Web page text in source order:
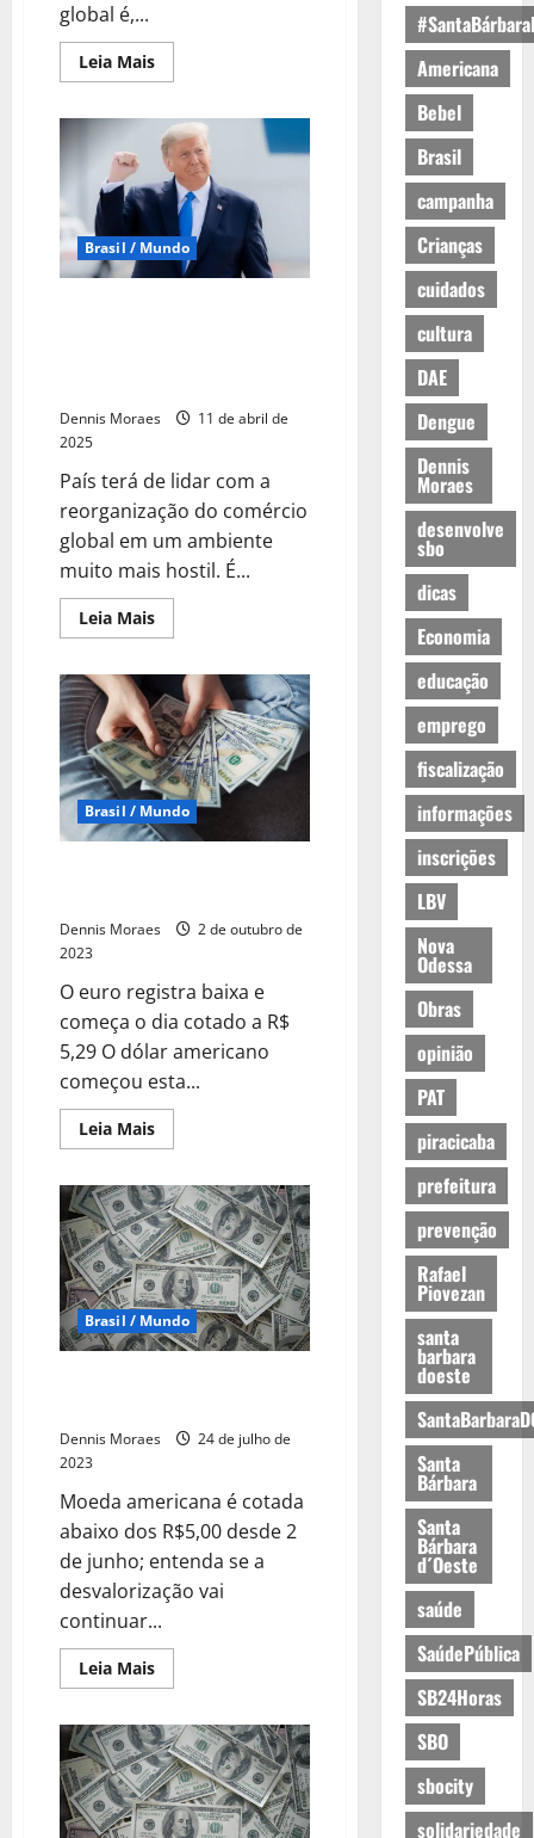
global é,...
Leia Mais
Brasil / Mundo
Dennis Moraes
11 de abril de
2025
País terá de lidar com a
reorganização do comércio
global em um ambiente
muito mais hostil. É...
Leia Mais
Brasil / Mundo
Dennis Moraes
2 de outubro de
2023
O euro registra baixa e
começa o dia cotado a R$
5,29 O dólar americano
começou esta...
Leia Mais
Brasil / Mundo
Dennis Moraes
24 de julho de
2023
Moeda americana é cotada
abaixo dos R$5,00 desde 2
de junho; entenda se a
desvalorização vai
continuar...
Leia Mais
Americana
Bebel
Brasil
campanha
Crianças
cuidados
cultura
DAE
Dengue
Dennis
Moraes
desenvolve
sbo
dicas
Economia
educação
emprego
fiscalização
informações
inscrições
LBV
Nova
Odessa
Obras
opinião
PAT
piracicaba
prefeitura
prevenção
Rafael
Piovezan
santa
barbara
doeste
Santa
Bárbara
Santa
Bárbara
d´Oeste
saúde
SaúdePública
SB24Horas
SBO
sbocity
solidariedade